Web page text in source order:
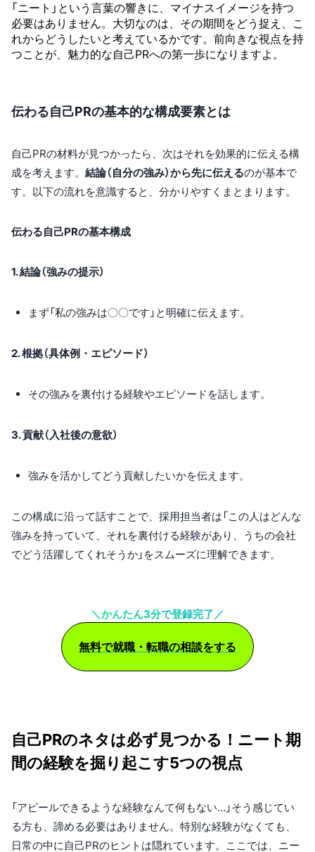
「ニート」という言葉の響きに、マイナスイメージを持つ
必要はありません。大切なのは、その期間をどう捉え、こ
れからどうしたいと考えているかです。前向きな視点を持
つことが、魅力的な自己PRへの第一歩になりますよ。
伝わる自己PRの基本的な構成要素とは
自己PRの材料が見つかったら、次はそれを効果的に伝える構
成を考えます。 結論（自分の強み）から先に伝えるのが基本で
す。以下の流れを意識すると、分かりやすくまとまります。
伝わる自己PRの基本構成
1. 結論（強みの提示）
まず「私の強みは〇〇です」と明確に伝えます。
2. 根拠（具体例・エピソード）
その強みを裏付ける経験やエピソードを話します。
3. 貢献（入社後の意欲）
強みを活かしてどう貢献したいかを伝えます。
この構成に沿って話すことで、採用担当者は「この人はどんな
強みを持っていて、それを裏付ける経験があり、うちの会社
でどう活躍してくれそうか」をスムーズに理解できます。
＼かんたん3分で登録完了／
無料で就職・転職の相談をする
自己PRのネタは必ず見つかる！ニート期
間の経験を掘り起こす5つの視点
「アピールできるような経験なんて何もない…」そう感じてい
る方も、諦める必要はありません。特別な経験がなくても、
日常の中に自己PRのヒントは隠れています。ここでは、ニー